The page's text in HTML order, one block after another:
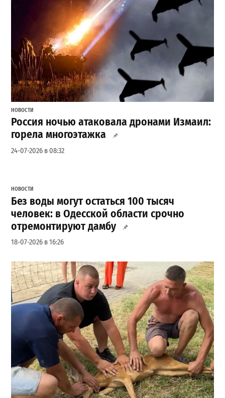
НОВОСТИ
Россия ночью атаковала дронами Измаил:
горела многоэтажка
24-07-2026 в 08:32
НОВОСТИ
Без воды могут остаться 100 тысяч
человек: в Одесской области срочно
отремонтируют дамбу
18-07-2026 в 16:26